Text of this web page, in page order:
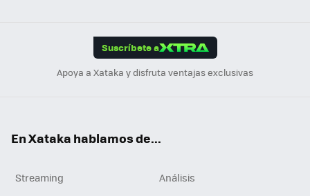
Suscríbete a
Apoya a Xataka y disfruta ventajas exclusivas
En Xataka hablamos de...
Streaming
Análisis